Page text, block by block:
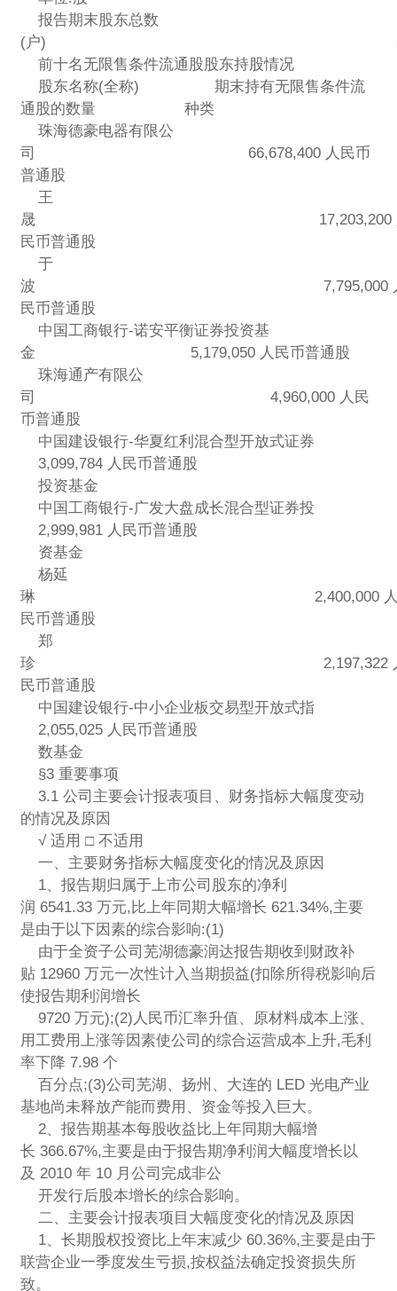
报告期末股东总数
(户)
前十名无限售条件流通股股东持股情况
股东名称(全称) 期末持有无限售条件流
通股的数量 种类
珠海德豪电器有限公
司 66,678,400 人民币
普通股
王
晟 17,203,200
民币普通股
于
波 7,795,000
民币普通股
中国工商银行-诺安平衡证券投资基
金 5,179,050 人民币普通股
珠海通产有限公
司 4,960,000 人民
币普通股
中国建设银行-华夏红利混合型开放式证券
3,099,784 人民币普通股
投资基金
中国工商银行-广发大盘成长混合型证券投
2,999,981 人民币普通股
资基金
杨延
琳 2,400,000
民币普通股
郑
珍 2,197,322
民币普通股
中国建设银行-中小企业板交易型开放式指
2,055,025 人民币普通股
数基金
§3 重要事项
3.1 公司主要会计报表项目、财务指标大幅度变动
的情况及原因
√ 适用 □ 不适用
一、主要财务指标大幅度变化的情况及原因
1、报告期归属于上市公司股东的净利
润 6541.33 万元,比上年同期大幅增长 621.34%,主要
是由于以下因素的综合影响:(1)
由于全资子公司芜湖德豪润达报告期收到财政补
贴 12960 万元一次性计入当期损益(扣除所得税影响后
使报告期利润增长
9720 万元);(2)人民币汇率升值、原材料成本上涨、
用工费用上涨等因素使公司的综合运营成本上升,毛利
率下降 7.98 个
百分点;(3)公司芜湖、扬州、大连的 LED 光电产业
基地尚未释放产能而费用、资金等投入巨大。
2、报告期基本每股收益比上年同期大幅增
长 366.67%,主要是由于报告期净利润大幅度增长以
及 2010 年 10 月公司完成非公
开发行后股本增长的综合影响。
二、主要会计报表项目大幅度变化的情况及原因
1、长期股权投资比上年末减少 60.36%,主要是由于
联营企业一季度发生亏损,按权益法确定投资损失所
致。